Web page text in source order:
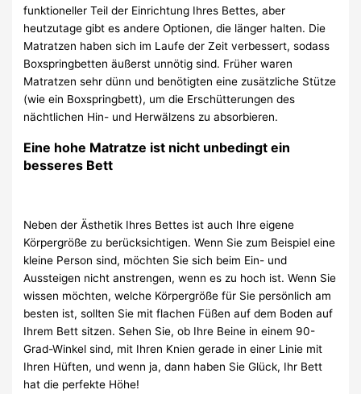
funktioneller Teil der Einrichtung Ihres Bettes, aber
heutzutage gibt es andere Optionen, die länger halten. Die
Matratzen haben sich im Laufe der Zeit verbessert, sodass
Boxspringbetten äußerst unnötig sind. Früher waren
Matratzen sehr dünn und benötigten eine zusätzliche Stütze
(wie ein Boxspringbett), um die Erschütterungen des
nächtlichen Hin- und Herwälzens zu absorbieren.
Eine hohe Matratze ist nicht unbedingt ein
besseres Bett
Neben der Ästhetik Ihres Bettes ist auch Ihre eigene
Körpergröße zu berücksichtigen. Wenn Sie zum Beispiel eine
kleine Person sind, möchten Sie sich beim Ein- und
Aussteigen nicht anstrengen, wenn es zu hoch ist. Wenn Sie
wissen möchten, welche Körpergröße für Sie persönlich am
besten ist, sollten Sie mit flachen Füßen auf dem Boden auf
Ihrem Bett sitzen. Sehen Sie, ob Ihre Beine in einem 90-
Grad-Winkel sind, mit Ihren Knien gerade in einer Linie mit
Ihren Hüften, und wenn ja, dann haben Sie Glück, Ihr Bett
hat die perfekte Höhe!